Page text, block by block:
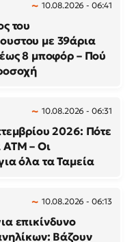
10.08.2026 - 06:41
του
με 39άρια
έως 8 μποφόρ – Πού
10.08.2026 - 06:31
2026: Πότε
ΑΤΜ – Οι
όλα τα Ταμεία
10.08.2026 - 06:13
επικίνδυνο
Βάζουν